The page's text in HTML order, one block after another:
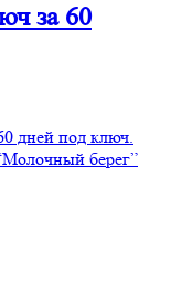
за 60
дней под ключ.
берег”